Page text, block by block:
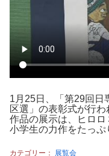
1月25日、「第29回日
区選」の表彰式が行わ
作品の展示は、ヒロロ
小学生の力作をたっぷ
カテゴリー： 展覧会